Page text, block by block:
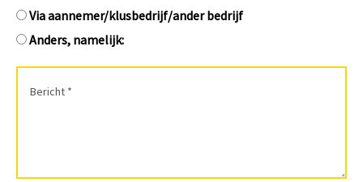
Via aannemer/klusbedrijf/ander bedrijf
Anders, namelijk: